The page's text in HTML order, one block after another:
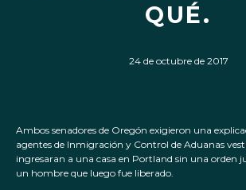
QUÉ.
24 de octubre de 2017
Ambos senadores de Oregón exigieron una
agentes de Inmigración y Control de Aduanas
ingresaran a una casa en Portland sin una orden
un hombre que luego fue liberado.